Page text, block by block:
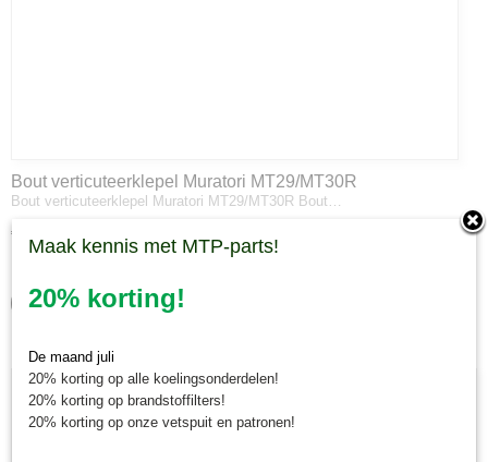
Bout verticuteerklepel Muratori MT29/MT30R
Bout verticuteerklepel Muratori MT29/MT30R Bout…
€ 0,65
IN WINKELWAGEN
Maak kennis met MTP-parts!
20% korting!
De maand juli
20% korting op alle koelingsonderdelen!
20% korting op brandstoffilters!
20% korting op onze vetspuit en patronen!